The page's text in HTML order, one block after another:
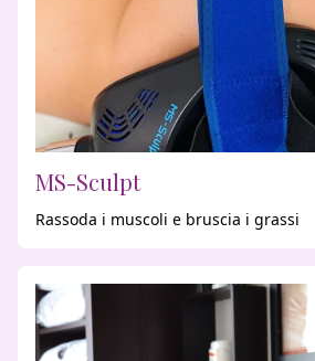
MS-Sculpt
Rassoda i muscoli e bruscia i grassi